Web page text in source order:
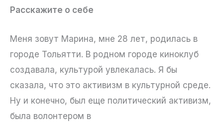
Расскажите о себе
Меня зовут Марина, мне 28 лет, родилась в
городе Тольятти. В родном городе киноклуб
создавала, культурой увлекалась. Я бы
сказала, что это активизм в культурной среде.
Ну и конечно, был еще политический активизм,
была волонтером в